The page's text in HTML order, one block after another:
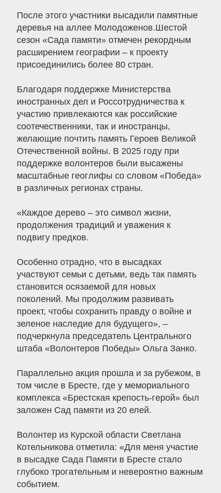
После этого участники высадили памятные
деревья на аллее Молодоженов.Шестой
сезон «Сада памяти» отмечен рекордным
расширением географии – к проекту
присоединились более 80 стран.
Благодаря поддержке Министерства
иностранных дел и Россотрудничества к
участию привлекаются как российские
соотечественники, так и иностранцы,
желающие почтить память Героев Великой
Отечественной войны. В 2025 году при
поддержке волонтеров были высажены
масштабные геоглифы со словом «Победа»
в различных регионах страны.
«Каждое дерево – это символ жизни,
продолжения традиций и уважения к
подвигу предков.
Особенно отрадно, что в высадках
участвуют семьи с детьми, ведь так память
становится осязаемой для новых
поколений. Мы продолжим развивать
проект, чтобы сохранить правду о войне и
зеленое наследие для будущего», –
подчеркнула председатель Центрального
штаба «Волонтеров Победы» Ольга Занко.
Параллельно акция прошла и за рубежом, в
том числе в Бресте, где у мемориального
комплекса «Брестская крепость-герой» был
заложен Сад памяти из 20 елей.
Волонтер из Курской области Светлана
Котельникова отметила: «Для меня участие
в высадке Сада Памяти в Бресте стало
глубоко трогательным и невероятно важным
событием.